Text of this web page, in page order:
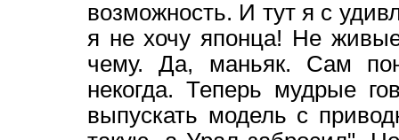
возможность. И тут я с
я не хочу японца! Не
чему. Да, маньяк. Сам
некогда. Теперь мудрые
выпускать модель с